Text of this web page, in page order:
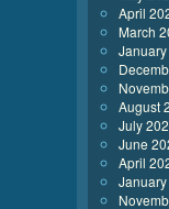
April
March
August
July
June
April